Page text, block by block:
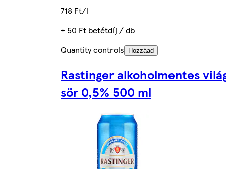
718 Ft/l
+ 50 Ft betétdíj / db
Quantity controls
Hozzáad
Rastinger alkoholmentes
sör 0,5% 500 ml